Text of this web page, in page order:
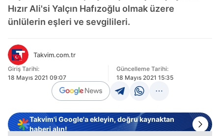
Hızır Ali'si Yalçın Hafızoğlu olmak üzere
ünlülerin eşleri ve sevgilileri.
Takvim.com.tr
Giriş Tarihi:
18 Mayıs 2021 09:07
Güncelleme Tarihi:
18 Mayıs 2021 15:35
Takvim'i Google'a ekleyin, doğru kaynaktan
haberi alın!